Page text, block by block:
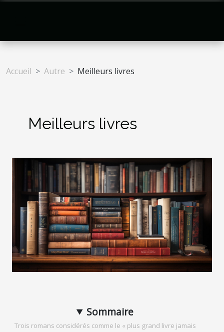
Accueil Autre Meilleurs livres
Meilleurs livres
Sommaire
Trois romans considérés comme le « plus grand livre jamais